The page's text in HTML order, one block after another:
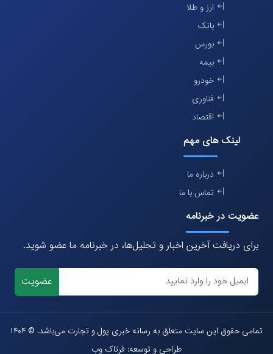
ارز و طلا
بانک
بورس
بیمه
خودرو
فناوری
اقتصاد
لینک های مهم
درباره ما
تماس با ما
عضویت در خبرنامه
برای دریافت آخرین اخبار و تحلیل‌ها، در خبرنامه ما عضو شوید.
عضویت
تمامی حقوق این سایت متعلق به رسانه خبری پول و تجارت می‌باشد. © ۱۴۰۴
طراحی و توسعه: فرتاک وب